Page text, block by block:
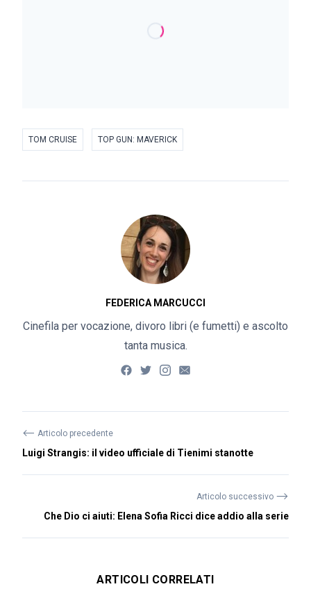
TOM CRUISE TOP GUN: MAVERICK
FEDERICA MARCUCCI
Cinefila per vocazione, divoro libri (e fumetti) e ascolto
tanta musica.
⟵ Articolo precedente
Luigi Strangis: il video ufficiale di Tienimi stanotte
Articolo successivo ⟶
Che Dio ci aiuti: Elena Sofia Ricci dice addio alla serie
ARTICOLI CORRELATI